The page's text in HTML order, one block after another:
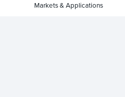
Markets & Applications